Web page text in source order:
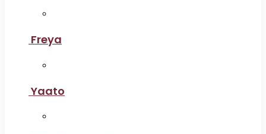
Freya
Yaato